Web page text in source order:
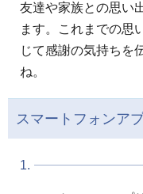
友達や家族との思い
ます。これまでの思
じて感謝の気持ちを
ね。
スマートフォンア
1.